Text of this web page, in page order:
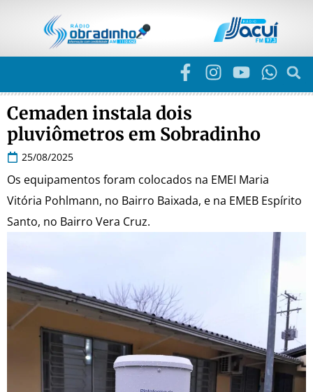
Cemaden instala dois
pluviômetros em Sobradinho
25/08/2025
Os equipamentos foram colocados na EMEI Maria
Vitória Pohlmann, no Bairro Baixada, e na EMEB Espírito
Santo, no Bairro Vera Cruz.